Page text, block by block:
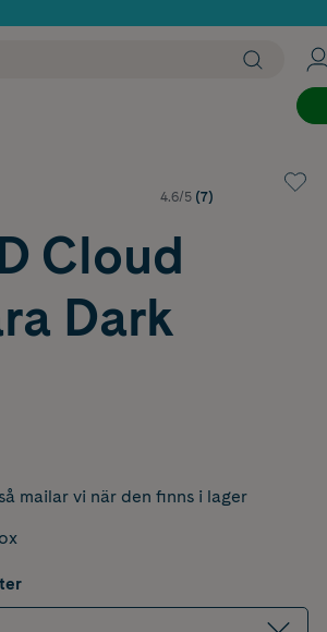
4.6/5 (7)
Cloud
Dark
mailar vi när den finns i lager